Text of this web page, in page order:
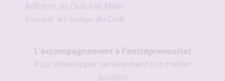
Adhérer au Club Fait Main
Ecouter les bonus du Club
L'accompagnement à l'entrepreneuriat
Pour développer sereinement son métier
passion